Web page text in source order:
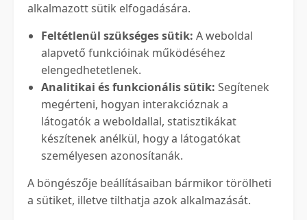
alkalmazott sütik elfogadására.
Feltétlenül szükséges sütik: A weboldal
alapvető funkcióinak működéséhez
elengedhetetlenek.
Analitikai és funkcionális sütik: Segítenek
megérteni, hogyan interakcióznak a
látogatók a weboldallal, statisztikákat
készítenek anélkül, hogy a látogatókat
személyesen azonosítanák.
A böngészője beállításaiban bármikor törölheti
a sütiket, illetve tilthatja azok alkalmazását.